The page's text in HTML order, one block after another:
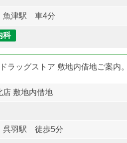
魚津駅 車4分
科
ッグストア 敷地内借地ご案内。
店 敷地内借地
呉羽駅 徒歩5分